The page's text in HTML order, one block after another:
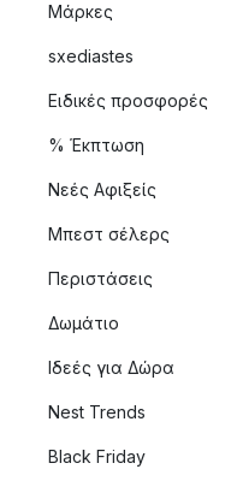
Μάρκες
sxediastes
Ειδικές προσφορές
% Έκπτωση
Νεές Αφιξείς
Μπεστ σέλερς
Περιστάσεις
Δωμάτιο
Ιδεές για Δώρα
Nest Trends
Black Friday